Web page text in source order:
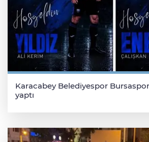
Karacabey Belediyespor
yaptı